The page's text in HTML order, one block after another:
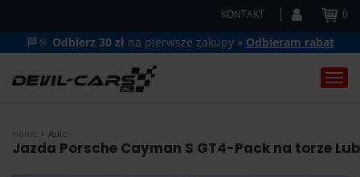
KONTAKT 0
🏁🔆 Odbierz 30 zł na pierwsze zakupy » Odbieram rabat
Home Auto
Jazda Porsche Cayman S GT4-Pack na torze